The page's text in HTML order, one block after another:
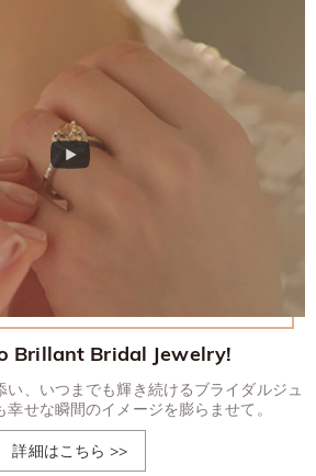
Brillant Bridal Jewelry!
い、いつまでも輝き続けるブライダルジュ
せな瞬間のイメージを膨らませて。
詳細はこちら >>